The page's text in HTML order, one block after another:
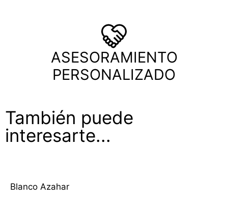
ASESORAMIENTO
PERSONALIZADO
También puede
interesarte...
Blanco Azahar